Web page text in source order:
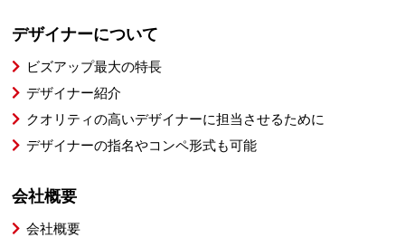
デザイナーについて
ビズアップ最大の特長
デザイナー紹介
クオリティの高いデザイナーに担当させるために
デザイナーの指名やコンペ形式も可能
会社概要
会社概要